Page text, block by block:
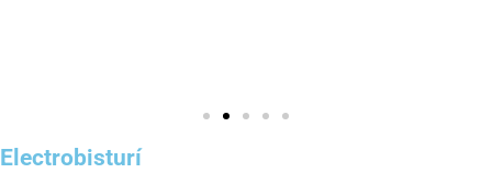
Electrobisturí